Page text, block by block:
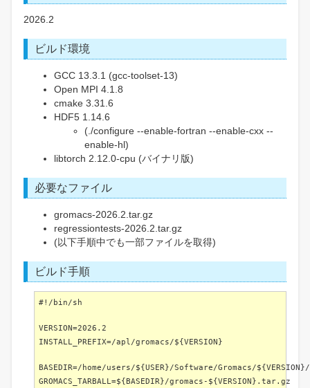
2026.2
ビルド環境
GCC 13.3.1 (gcc-toolset-13)
Open MPI 4.1.8
cmake 3.31.6
HDF5 1.14.6
(./configure --enable-fortran --enable-cxx --
enable-hl)
libtorch 2.12.0-cpu (バイナリ版)
必要なファイル
gromacs-2026.2.tar.gz
regressiontests-2026.2.tar.gz
(以下手順中でも一部ファイルを取得)
ビルド手順
#!/bin/sh
VERSION=2026.2
INSTALL_PREFIX=/apl/gromacs/${VERSION}
BASEDIR=/home/users/${USER}/Software/Gromacs/${VERSION}/
GROMACS_TARBALL=${BASEDIR}/gromacs-${VERSION}.tar.gz